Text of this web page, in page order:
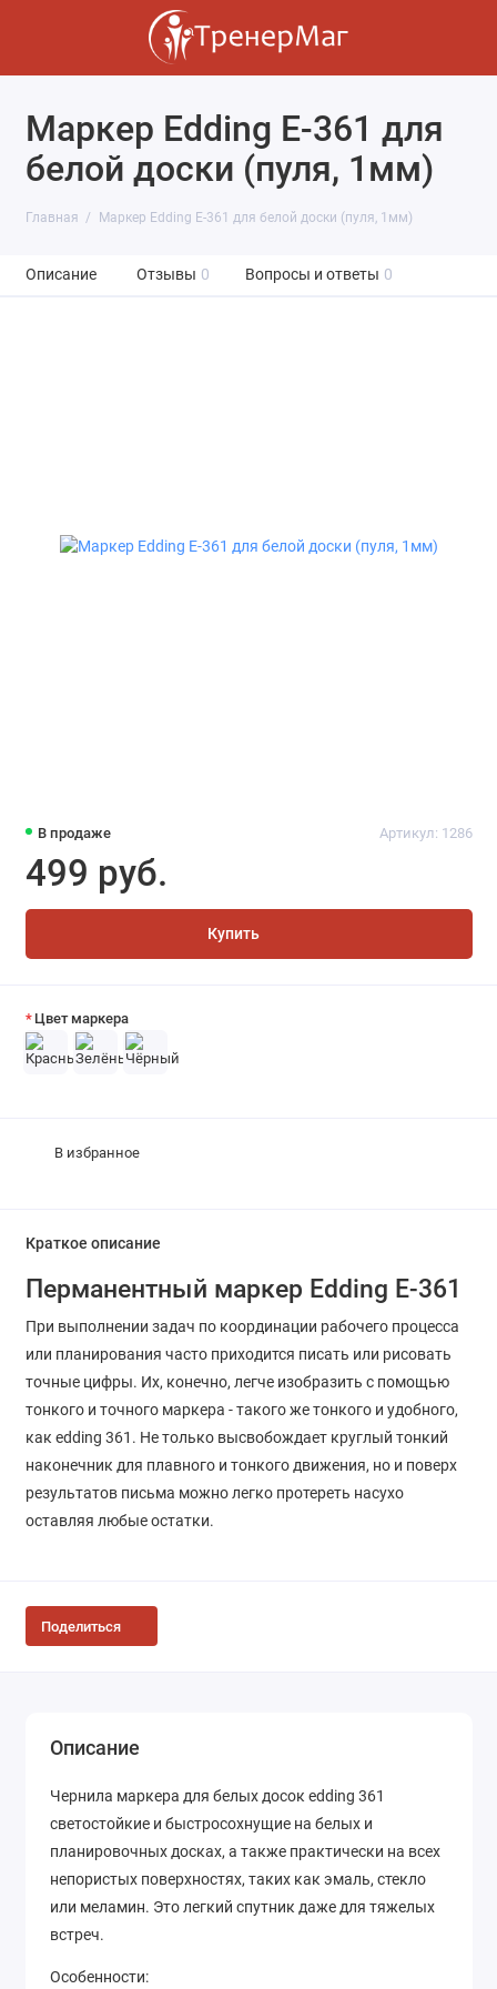
Маркер Edding Е-361 для
белой доски (пуля, 1мм)
Главная Маркер Edding Е-361 для белой доски (пуля, 1мм)
Описание Отзывы 0 Вопросы и ответы 0
В продаже Артикул: 1286
499 руб.
Купить
В избранное
Цвет маркера
Краткое описание
Перманентный маркер Edding E-361
При выполнении задач по координации рабочего процесса
или планирования часто приходится писать или рисовать
точные цифры. Их, конечно, легче изобразить с помощью
тонкого и точного маркера - такого же тонкого и удобного,
как edding 361. Не только высвобождает круглый тонкий
наконечник для плавного и тонкого движения, но и поверх
результатов письма можно легко протереть насухо
оставляя любые остатки.
Поделиться
Описание
Чернила маркера для белых досок edding 361
светостойкие и быстросохнущие на белых и
планировочных досках, а также практически на всех
непористых поверхностях, таких как эмаль, стекло
или меламин. Это легкий спутник даже для тяжелых
встреч.
Особенности: